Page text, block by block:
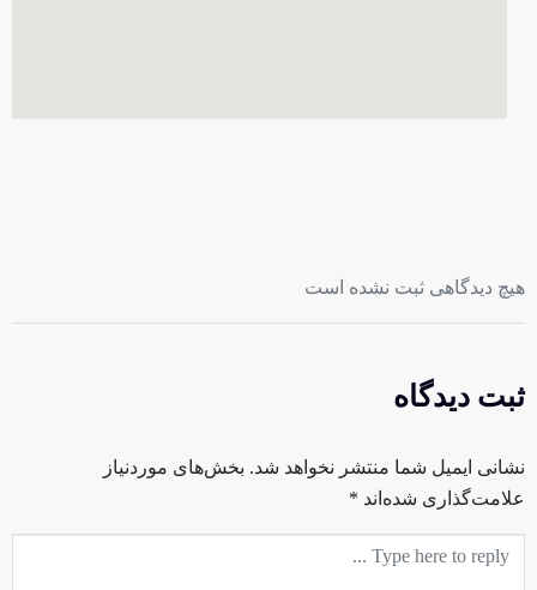
هیچ دیدگاهی ثبت نشده است
ثبت دیدگاه
نشانی ایمیل شما منتشر نخواهد شد. بخش‌های موردنیاز
علامت‌گذاری شده‌اند *
متن